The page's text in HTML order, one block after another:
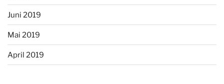
Juni 2019
Mai 2019
April 2019